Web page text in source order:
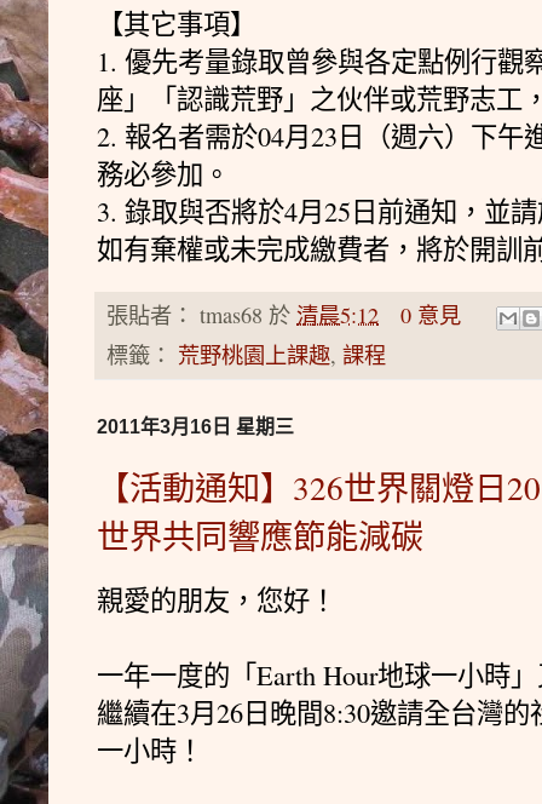
【其它事項】
1. 優先考量錄取曾參與各定點例行觀
座」「認識荒野」之伙伴或荒野志工
2. 報名者需於04月23日（週六）下午
務必參加。
3. 錄取與否將於4月25日前通知，並
如有棄權或未完成繳費者，將於開訓
張貼者： tmas68 於 清晨5:12
0 意見
標籤： 荒野桃園上課趣, 課程
2011年3月16日 星期三
【活動通知】326世界關燈日
世界共同響應節能減碳
親愛的朋友，您好！
一年一度的「Earth Hour地球一小時
繼續在3月26日晚間8:30邀請全台灣
一小時！